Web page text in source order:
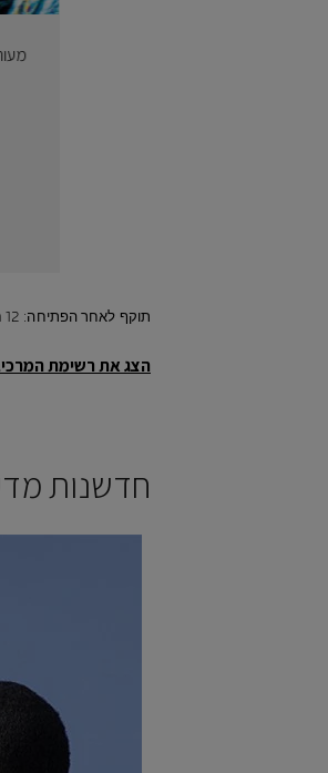
תוקף לאחר הפתיחה: 12 חודשים. יש להשתמש בתמרוק רק למטרה שלשמה הוא נועד ובהתאם להוראות השימוש.
הצג את רשימת
חדשנות